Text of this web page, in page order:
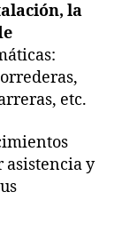
la
etc.
asistencia y